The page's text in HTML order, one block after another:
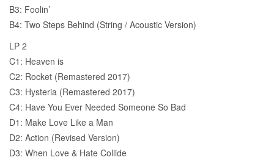
B3: Foolin’
B4: Two Steps Behind (String / Acoustic Version)
LP 2
C1: Heaven is
C2: Rocket (Remastered 2017)
C3: Hysteria (Remastered 2017)
C4: Have You Ever Needed Someone So Bad
D1: Make Love Like a Man
D2: Action (Revised Version)
D3: When Love & Hate Collide